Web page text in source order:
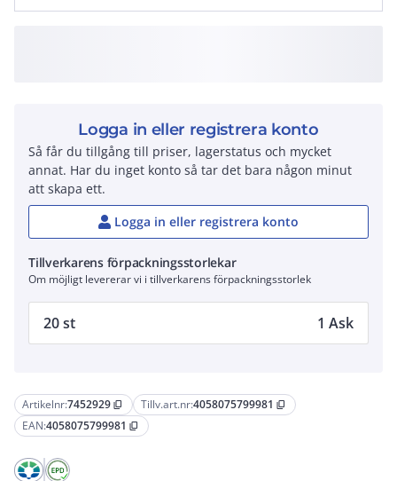
Artikelnr:7452929 content_copy Tillv.art.nr:4058075799981 content_copy
EAN:4058075799981 content_copy
Logga in eller registrera konto
Så får du tillgång till priser, lagerstatus och mycket
annat. Har du inget konto så tar det bara någon minut
att skapa ett.
Logga in eller registrera konto
Tillverkarens förpackningsstorlekar
Om möjligt levererar vi i tillverkarens förpackningsstorlek
20 st 1 Ask